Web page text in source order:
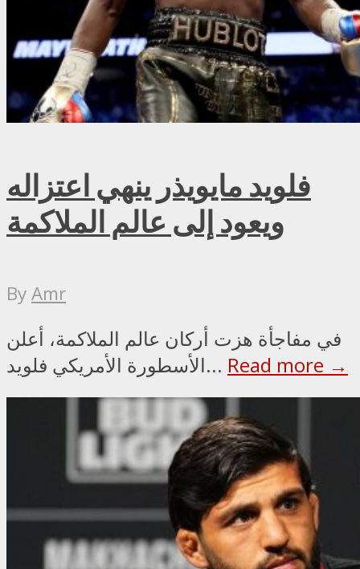
فلويد مايويذر ينهي اعتزاله
ويعود إلى عالم الملاكمة
ByAmr
في مفاجأة هزت أركان عالم الملاكمة، أعلن
الأسطورة الأمريكي فلويد... Read more →